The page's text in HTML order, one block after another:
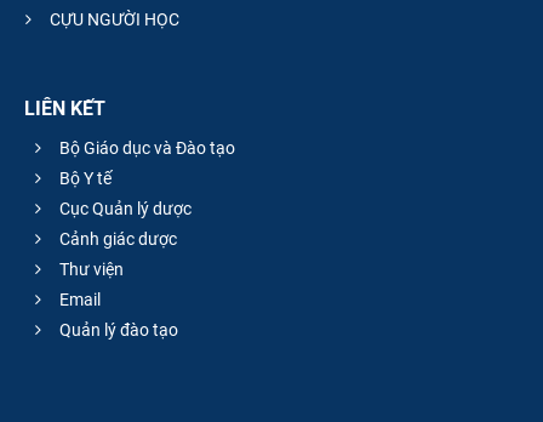
CỰU NGƯỜI HỌC
LIÊN KẾT
Bộ Giáo dục và Đào tạo
Bộ Y tế
Cục Quản lý dược
Cảnh giác dược
Thư viện
Email
Quản lý đào tạo